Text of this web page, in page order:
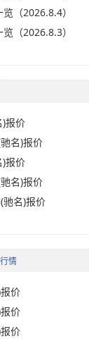
（2026.8.4）
（2026.8.3）
报价
名)报价
报价
名)报价
驰名)报价
情
价
价
价